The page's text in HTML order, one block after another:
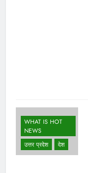
WHAT IS HOT
NEWS
उत्तर प्रदेश
देश